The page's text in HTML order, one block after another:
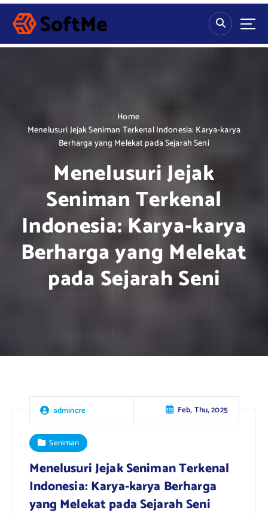
S
p
Home
Menelusuri Jejak Seniman Terkenal Indonesia: Karya-karya
Berharga yang Melekat pada Sejarah Seni
Menelusuri Jejak
Seniman Terkenal
Indonesia: Karya-karya
Berharga yang Melekat
pada Sejarah Seni
admincre Feb, Thu, 2025
Seniman
Menelusuri Jejak Seniman Terkenal
Indonesia: Karya-karya Berharga
yang Melekat pada Sejarah Seni